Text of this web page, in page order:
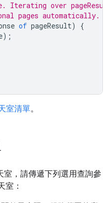
Iterating over
pages automatically.
of pageResult)
{
);
室清單。
室，請傳遞下列選用查詢參
室：